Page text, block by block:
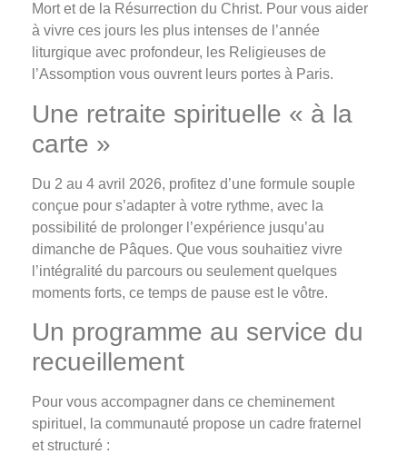
Mort et de la Résurrection du Christ. Pour vous aider
à vivre ces jours les plus intenses de l’année
liturgique avec profondeur, les Religieuses de
l’Assomption vous ouvrent leurs portes à Paris.
Une retraite spirituelle « à la
carte »
Du 2 au 4 avril 2026, profitez d’une formule souple
conçue pour s’adapter à votre rythme, avec la
possibilité de prolonger l’expérience jusqu’au
dimanche de Pâques. Que vous souhaitiez vivre
l’intégralité du parcours ou seulement quelques
moments forts, ce temps de pause est le vôtre.
Un programme au service du
recueillement
Pour vous accompagner dans ce cheminement
spirituel, la communauté propose un cadre fraternel
et structuré :